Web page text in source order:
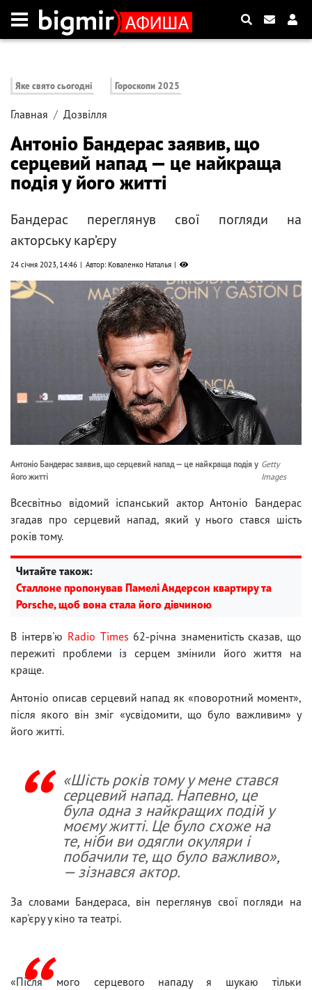
Яке свято сьогодні Гороскопи 2025
Главная Дозвілля
Антоніо Бандерас заявив, що
серцевий напад — це найкраща
подія у його житті
Бандерас переглянув свої погляди на
акторську кар’єру
24 січня 2023, 14:46 Автор: Коваленко Наталья
Антоніо Бандерас заявив, що серцевий напад — це найкраща подія у
його житті
Getty
Images
Всесвітньо відомий іспанський актор Антоніо Бандерас
згадав про серцевий напад, який у нього стався шість
років тому.
Читайте також:
Сталлоне пропонував Памелі Андерсон квартиру та
Porsche, щоб вона стала його дівчиною
В інтерв'ю Radio Times 62-річна знаменитість сказав, що
пережиті проблеми із серцем змінили його життя на
краще.
Антоніо описав серцевий напад як «поворотний момент»,
після якого він зміг «усвідомити, що було важливим» у
його житті.
«Шість років тому у мене стався
серцевий напад. Напевно, це
була одна з найкращих подій у
моєму житті. Це було схоже на
те, ніби ви одягли окуляри і
побачили те, що було важливо»,
— зізнався актор.
За словами Бандераса, він переглянув свої погляди на
кар'єру у кіно та театрі.
«Після мого серцевого нападу я шукаю тільки